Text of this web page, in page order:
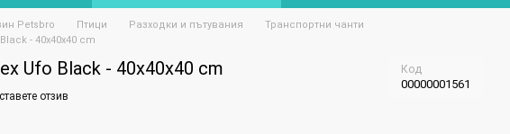
Petsbro Птици Разходки и пътувания
Транспортни чанти
- 40x40x40 cm
Ufo Black - 40x40x40 cm Код
00000001561
отзив